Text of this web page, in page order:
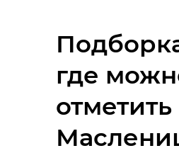
где
отметить